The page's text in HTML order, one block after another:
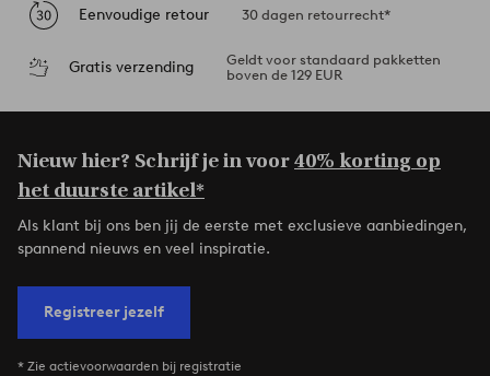
Eenvoudige retour 30 dagen retourrecht*
Gratis verzending
Geldt voor standaard pakketten
boven de 129 EUR
Nieuw hier? Schrijf je in voor40% korting op
het duurste artikel*
Als klant bij ons ben jij de eerste met exclusieve aanbiedingen,
spannend nieuws en veel inspiratie.
Registreer jezelf
* Zie actievoorwaarden bij registratie